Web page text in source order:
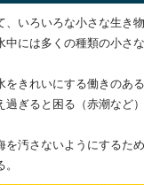
いろいろな小さな生き
中には多くの種類の小さ
きれいにする働きのあ
過ぎると困る（赤潮など
汚さないようにするた